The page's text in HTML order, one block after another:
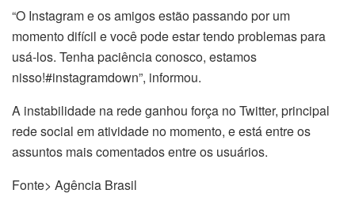
“O Instagram e os amigos estão passando por um
momento difícil e você pode estar tendo problemas para
usá-los. Tenha paciência conosco, estamos
nisso!#instagramdown”, informou.
A instabilidade na rede ganhou força no Twitter, principal
rede social em atividade no momento, e está entre os
assuntos mais comentados entre os usuários.
Fonte> Agência Brasil